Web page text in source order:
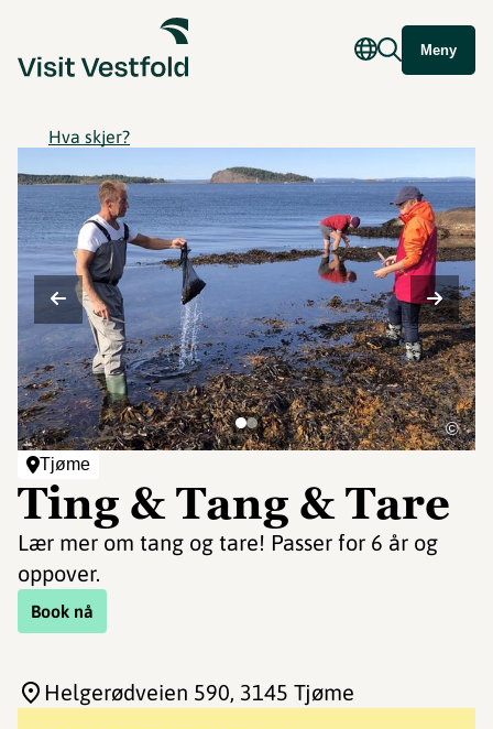
Meny
Hva skjer?
Tjøme
Ting & Tang & Tare
Lær mer om tang og tare! Passer for 6 år og
oppover.
Book nå
©
Helgerødveien 590, 3145 Tjøme